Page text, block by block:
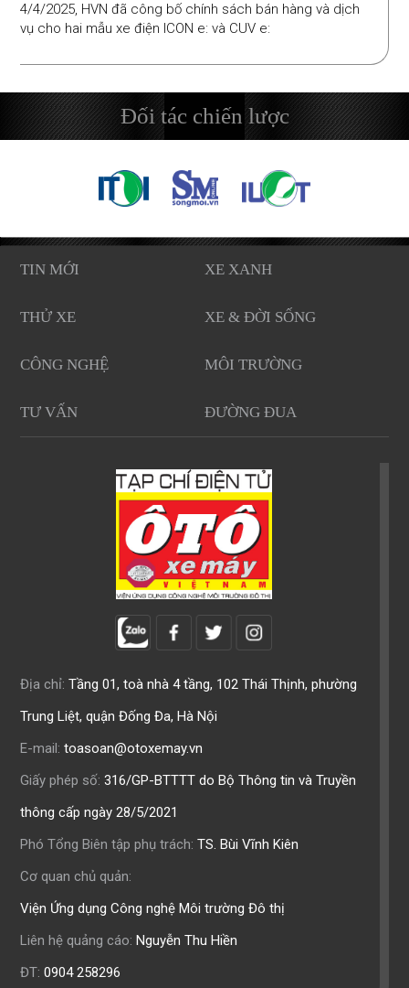
4/4/2025, HVN đã công bố chính sách bán hàng và dịch
vụ cho hai mẫu xe điện ICON e: và CUV e:
Đối tác chiến lược
TIN MỚI XE XANH
THỬ XE XE & ĐỜI SỐNG
CÔNG NGHỆ MÔI TRƯỜNG
TƯ VẤN ĐƯỜNG ĐUA
Địa chỉ: Tầng 01, toà nhà 4 tầng, 102 Thái Thịnh, phường
Trung Liệt, quận Đống Đa, Hà Nội
E-mail: toasoan@otoxemay.vn
Giấy phép số: 316/GP-BTTTT do Bộ Thông tin và Truyền
thông cấp ngày 28/5/2021
Phó Tổng Biên tập phụ trách: TS. Bùi Vĩnh Kiên
Cơ quan chủ quản:
Viện Ứng dụng Công nghệ Môi trường Đô thị
Liên hệ quảng cáo: Nguyễn Thu Hiền
ĐT: 0904 258296